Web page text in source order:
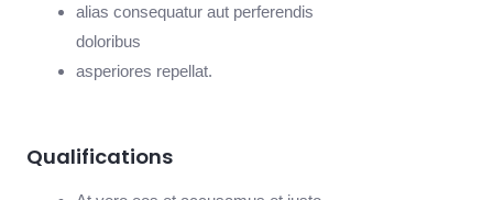
alias consequatur aut perferendis
doloribus
asperiores repellat.
Qualifications